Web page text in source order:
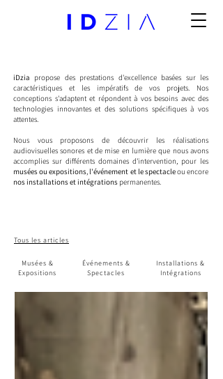
iDzia propose des prestations d'excellence basées sur les
caractéristiques et les impératifs de vos projets. Nos
conceptions s'adaptent et répondent à vos besoins avec des
technologies innovantes et des solutions spécifiques à vos
attentes.
Nous vous proposons de découvrir les réalisations
audiovisuelles sonores et de mise en lumière que nous avons
accomplies sur différents domaines d'intervention, pour les
musées ou expositions, l'événement et le spectacleou encore
nos installations et intégrations permanentes.
Tous les articles
Musées &
Expositions
Événements &
Spectacles
Installations &
Intégrations